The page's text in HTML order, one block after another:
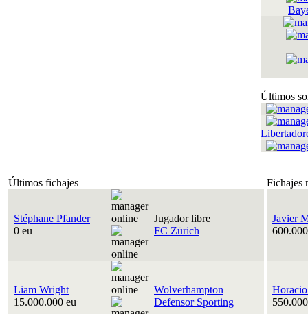
Últimos
Últimos fichajes Fichajes
Stéphane Pfander
0 eu
Jugador libre
FC Zürich
Javier
Liam Wright
15.000.000 eu
Wolverhampton
Defensor Sporting